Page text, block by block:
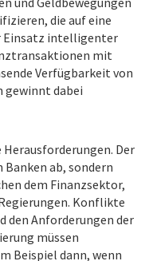
die auf eine
Einsatz intelligenter
mit
Verfügbarkeit von
gewinnt dabei
Der
ab, sondern
dem Finanzsektor,
Konflikte
den Anforderungen der
müssen
Beispiel dann, wenn